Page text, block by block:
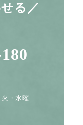
る／
・水曜